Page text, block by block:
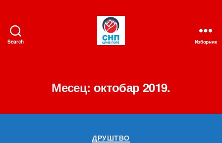
Search Изборник
Месец: октобар 2019.
Категорије
ДРУШТВО